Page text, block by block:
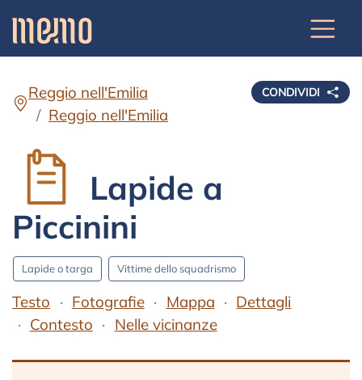
CONDIVIDI
Reggio nell'Emilia
Reggio nell'Emilia
Lapide a
Piccinini
Lapide o targa Vittime dello squadrismo
Testo Fotografie Mappa
Dettagli
Contesto
Nelle vicinanze